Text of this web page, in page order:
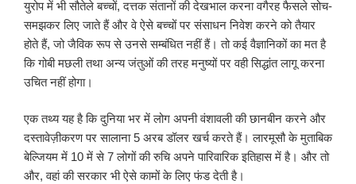
युरोप में भी सौतेले बच्चों, दत्तक संतानों की देखभाल करना वगैरह फैसले सोच-
समझकर लिए जाते हैं और वे ऐसे बच्चों पर संसाधन निवेश करने को तैयार
होते हैं, जो जैविक रूप से उनसे सम्बंधित नहीं हैं। तो कई वैज्ञानिकों का मत है
कि गोबी मछली तथा अन्य जंतुओं की तरह मनुष्यों पर वही सिद्धांत लागू करना
उचित नहीं होगा।
एक तथ्य यह है कि दुनिया भर में लोग अपनी वंशावली की छानबीन करने और
दस्तावेज़ीकरण पर सालाना 5 अरब डॉलर खर्च करते हैं। लारमूसौ के मुताबिक
बेल्जियम में 10 में से 7 लोगों की रुचि अपने पारिवारिक इतिहास में है। और तो
और, वहां की सरकार भी ऐसे कामों के लिए फंड देती है।